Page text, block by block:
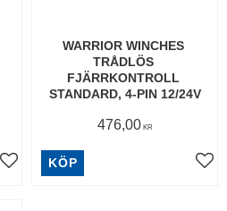
Lägg till i favoriter
WARRIOR WINCHES
TRÅDLÖS
FJÄRRKONTROLL
STANDARD, 4-PIN 12/24V
476,00KR
KÖP